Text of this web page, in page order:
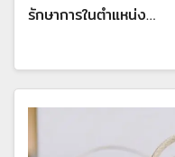
รักษาการในตำแหน่ง…